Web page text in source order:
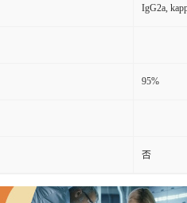
IgG2a,
95%
否